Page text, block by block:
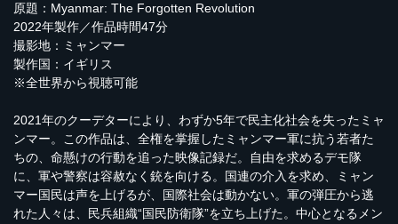
原題：Myanmar: The Forgotten Revolution
2022年製作／作品時間47分
撮影地：ミャンマー
製作国：イギリス
※全世界から視聴可能
2021年のクーデターにより、わずか5年で民主化社会を失ったミャ
ンマー。この作品は、全権を掌握したミャンマー軍に抗う若者た
ちの、命懸けの行動を追った映像記録だ。自由を求めるデモ隊
に、軍や警察は容赦なく銃を向ける。国連の介入を求め、ミャン
マー国民は声を上げるが、国際社会は動かない。軍の弾圧から逃
れた人々は、民兵組織“国民防衛隊”を立ち上げた。中心となるメン